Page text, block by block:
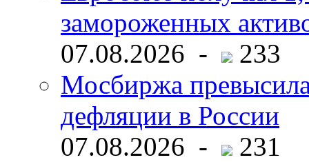
замороженных
07.08.2026 -
233
Мосбиржа
дефляции в России
07.08.2026 -
231